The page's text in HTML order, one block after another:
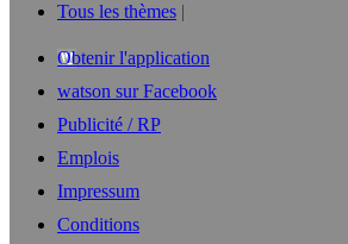
Tous les thèmes
Obtenir l'application
watson sur Facebook
Publicité / RP
Emplois
Impressum
Conditions